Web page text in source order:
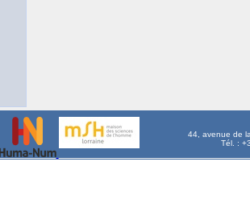
44, avenue de
Tél. :